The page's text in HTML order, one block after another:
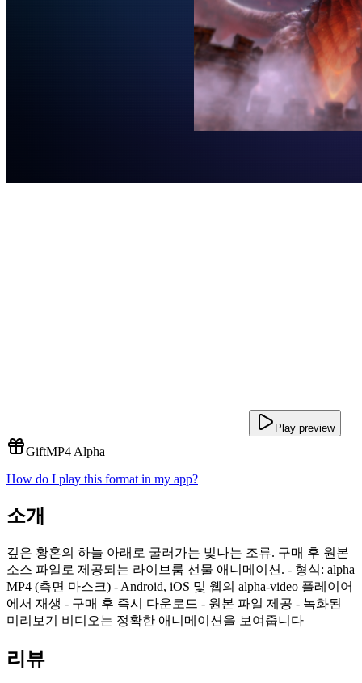
Play preview
GiftMP4 Alpha
How do I play this format in my app?
소개
깊은 황혼의 하늘 아래로 굴러가는 빛나는 조류. 구매 후 원본
소스 파일로 제공되는 라이브룸 선물 애니메이션. - 형식: alpha
MP4 (측면 마스크) - Android, iOS 및 웹의 alpha-video 플레이어
에서 재생 - 구매 후 즉시 다운로드 - 원본 파일 제공 - 녹화된
미리보기 비디오는 정확한 애니메이션을 보여줍니다
리뷰